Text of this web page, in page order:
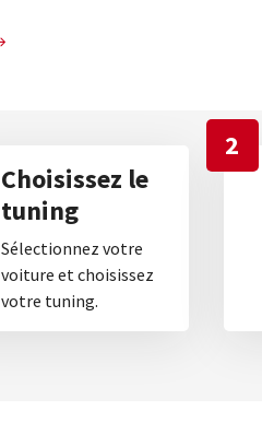
Choisissez le
tuning
Sélectionnez votre
voiture et choisissez
votre tuning.
2